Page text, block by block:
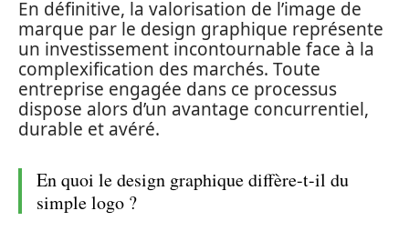
En définitive, la valorisation de l’image de
marque par le design graphique représente
un investissement incontournable face à la
complexification des marchés. Toute
entreprise engagée dans ce processus
dispose alors d’un avantage concurrentiel,
durable et avéré.
En quoi le design graphique diffère-t-il du
simple logo ?